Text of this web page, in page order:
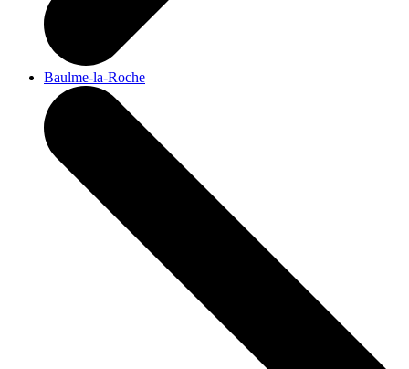
Baulme-la-Roche